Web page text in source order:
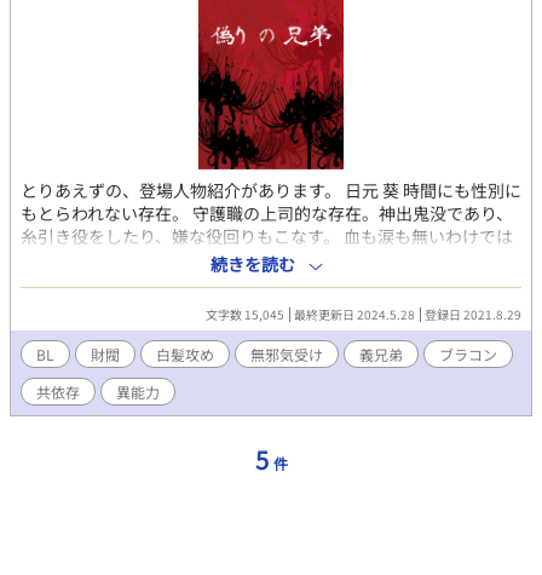
とりあえずの、登場人物紹介があります。 日元 葵 時間にも性別に
もとらわれない存在。 守護職の上司的な存在。神出鬼没であり、
糸引き役をしたり、嫌な役回りもこなす。 血も涙も無いわけでは
なく、誰よりも感受性は強い。 世情が落ち着き始めた頃に、やっ
と心許せる相手が 現れたので、近年は平穏に暮らしている。 神と
人間との間に生まれた。神格を持ち合わせているため、ほぼ不
死。 髪は、カラスの濡れ羽色。瞳は、紫色(感情の高まりによって
色の変化あり) 軍に属していたり、地獄にも出入りしたり、図書館
の司書をしたり。人望もあるが、史実に関わった事がバレ無いよ
うに暮らしている。 エスカデとの出逢いで、人生が大きく変わっ
てしまった。 エスカデ 葵が唯一心を許した医師。 身長181cm程
無いのに中身が残念な、ただのイケメン医師。葵に一目惚れして
続きを読む
文字数 15,045 最終更新日 2024.5.28 登録日 2021.8.29
BL 財閥 白髪攻め 無邪気受け 義兄弟
ブラコン
共依存
異能力
5 件